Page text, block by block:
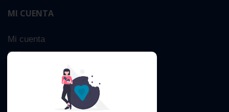
MI CUENTA
Mi cuenta
Sobre nosotros
Búsqueda Avanzada